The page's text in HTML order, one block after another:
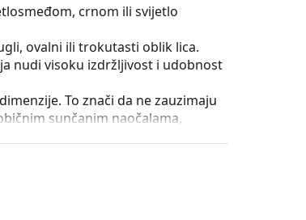
crnom ili svijetlo
ovalni ili trokutasti oblik lica.
nudi visoku izdržljivost i udobnost
To znači da ne zauzimaju
sunčanim naočalama,